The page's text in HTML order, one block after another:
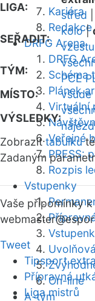
Kariéra
DRFG Arena
DRFG
Schéma
Plánek
Virtuální
Veřejné
PRESS:
Rozpis
Vstupenky
On-line
A-tým
LIGA:
střed
SEŘADIT:
kolo|
TÝM:
PCE
MÍSTO:
všude
VÝSLEDKY:
Zobrazittabulku
Zadaným
Vaše připomínky
webmaster
Tweet
Tipsport
Přípravná
Liga mistrů